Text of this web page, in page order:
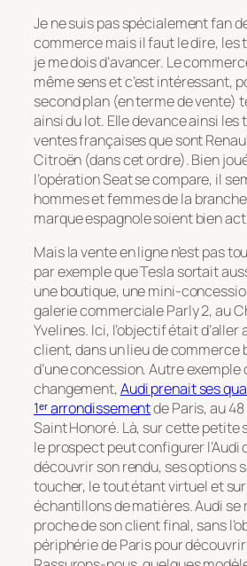
Je ne suis pas spécialement fan
commerce mais il faut le dire, les
je me dois d’avancer. Le
même sens et c’est intéressant,
second plan (en terme de vente)
ainsi du lot. Elle devance ainsi les
ventes françaises que sont
Citroën (dans cet ordre). Bien
l’opérationSeat se compare, il
hommes et femmes de la
marque espagnole soient bien
Mais la vente en ligne n’est pas
par exemple que Tesla sortait
une boutique, une mini-
galerie commerciale Parly 2, au
Yvelines. Ici, l’objectif était d’aller
client, dans un lieu de commerce
d’une concession. Autre exemple
changement,Audi prenait ses
1ᵉʳ arrondissementde Paris, au
Saint Honoré. Là, sur cette petite
le prospect peut configurer l’Audi
découvrir son rendu, ses options
toucher, le tout étant virtuel et
échantillons de matières. Audi se
proche de son client final, sans
périphérie de Paris pour